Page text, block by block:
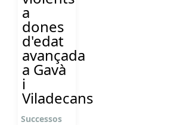
a
dones
d'edat
avançada
a Gavà
i
Viladecans
Successos